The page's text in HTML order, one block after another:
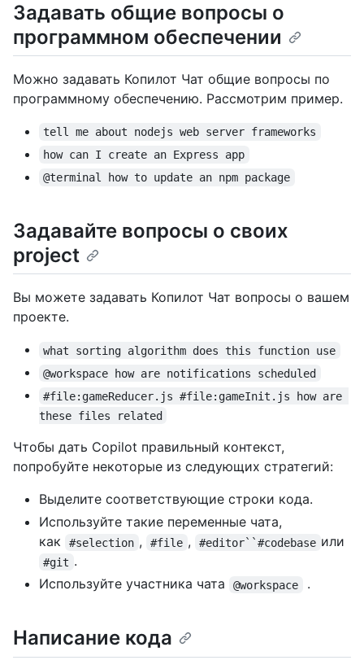
Задавать общие вопросы о
программном обеспечении
Можно задавать Копилот Чат общие вопросы по
программному обеспечению. Рассмотрим пример.
tell me about nodejs web server frameworks
how can I create an Express app
@terminal how to update an npm package
Задавайте вопросы о своих
project
Вы можете задавать Копилот Чат вопросы о вашем
проекте.
what sorting algorithm does this function use
@workspace how are notifications scheduled
#file:gameReducer.js #file:gameInit.js how are
these files related
Чтобы дать Copilot правильный контекст,
попробуйте некоторые из следующих стратегий:
Выделите соответствующие строки кода.
Используйте такие переменные чата,
как
#selection , #file , #editor``#codebase или
#git .
Используйте участника чата
@workspace .
Написание кода